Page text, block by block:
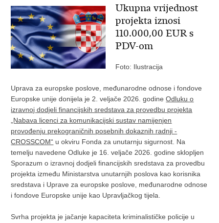
Ukupna vrijednost
projekta iznosi
110.000,00 EUR s
PDV-om
Foto: Ilustracija
Uprava za europske poslove, međunarodne odnose i fondove
Europske unije donijela je 2. veljače 2026. godineOdluku o
izravnoj dodjeli financijskih sredstava za provedbu projekta
„Nabava licenci za komunikacijski sustav namijenjen
provođenju prekograničnih posebnih dokaznih radnji -
CROSSCOM“ u okviru Fonda za unutarnju sigurnost. Na
temelju navedene Odluke je 16. veljače 2026. godine sklopljen
Sporazum o izravnoj dodjeli financijskih sredstava za provedbu
projekta između Ministarstva unutarnjih poslova kao korisnika
sredstava i Uprave za europske poslove, međunarodne odnose
i fondove Europske unije kao Upravljačkog tijela.
Svrha projekta je jačanje kapaciteta kriminalističke policije u